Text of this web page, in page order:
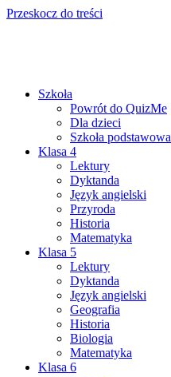
Przeskocz do treści
Szkoła
Powrót do QuizMe
Dla dzieci
Szkoła podstawowa
Klasa 4
Lektury
Dyktanda
Język angielski
Przyroda
Historia
Matematyka
Klasa 5
Lektury
Dyktanda
Język angielski
Geografia
Historia
Biologia
Matematyka
Klasa 6